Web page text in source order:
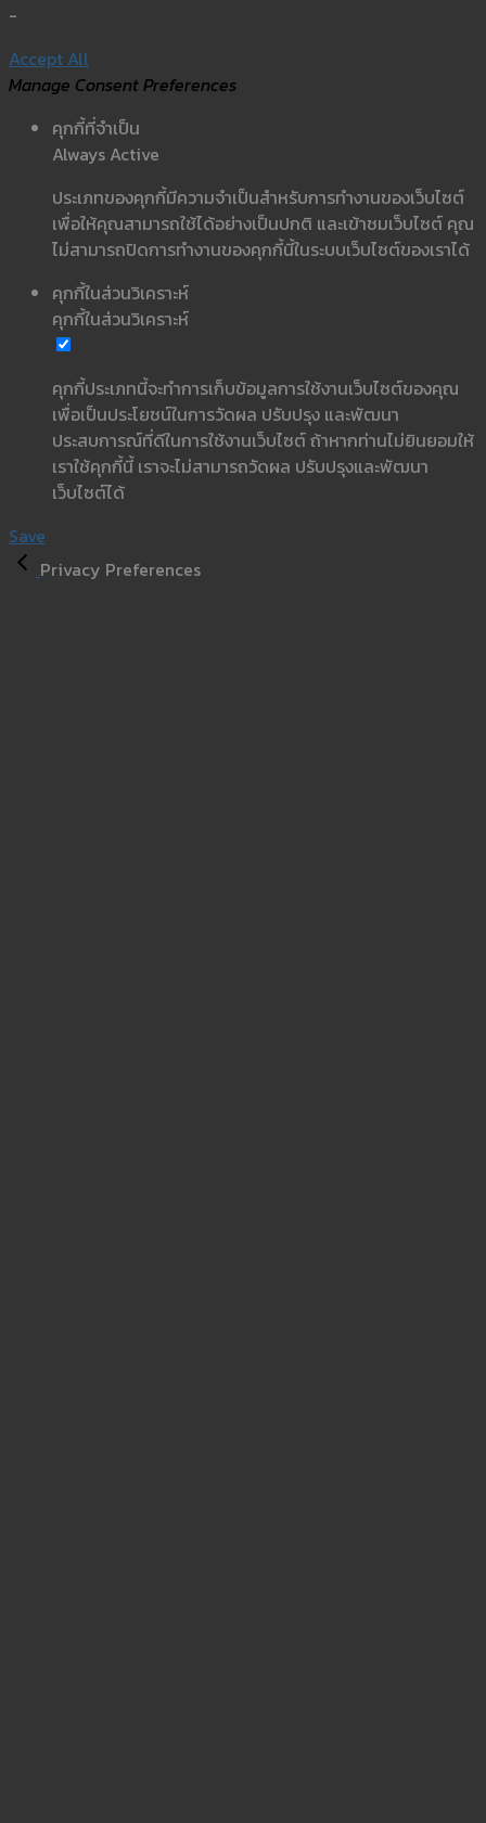
-
Accept All
Manage Consent Preferences
คุกกี้ที่จำเป็น
Always Active
ประเภทของคุกกี้มีความจำเป็นสำหรับการทำงานของเว็บไซต์
เพื่อให้คุณสามารถใช้ได้อย่างเป็นปกติ และเข้าชมเว็บไซต์ คุณ
ไม่สามารถปิดการทำงานของคุกกี้นี้ในระบบเว็บไซต์ของเราได้
คุกกี้ในส่วนวิเคราะห์
คุกกี้ในส่วนวิเคราะห์
คุกกี้ประเภทนี้จะทำการเก็บข้อมูลการใช้งานเว็บไซต์ของคุณ
เพื่อเป็นประโยชน์ในการวัดผล ปรับปรุง และพัฒนา
ประสบการณ์ที่ดีในการใช้งานเว็บไซต์ ถ้าหากท่านไม่ยินยอมให้
เราใช้คุกกี้นี้ เราจะไม่สามารถวัดผล ปรับปรุงและพัฒนา
เว็บไซต์ได้
Save
Privacy Preferences